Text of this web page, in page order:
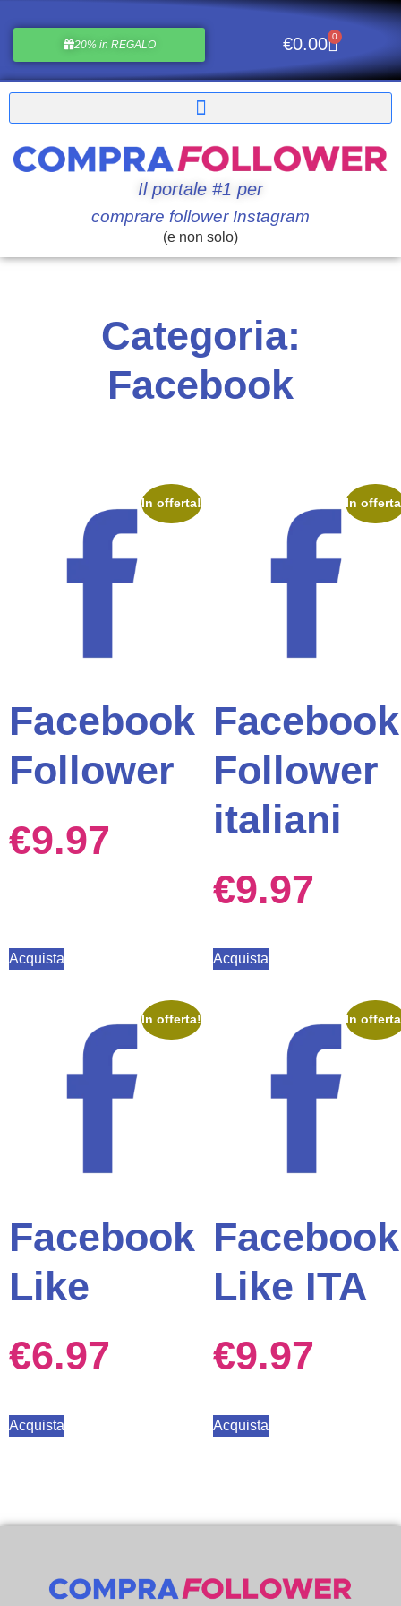
20% in REGALO €0.00 0
Il portale #1 per
comprare follower Instagram
(e non solo)
Categoria:
Facebook
In offerta!
Facebook
Follower
€9.97
Acquista
In
Facebook
Follower
italiani
€9.97
Acquista
In offerta!
Facebook
Like
€6.97
Acquista
In
Facebook
Like ITA
€9.97
Acquista